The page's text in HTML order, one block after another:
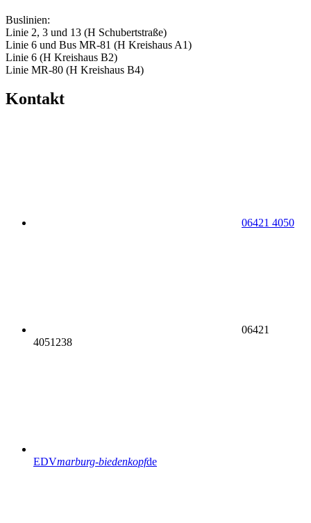
Buslinien:
Linie 2, 3 und 13 (H Schubertstraße)
Linie 6 und Bus MR-81 (H Kreishaus A1)
Linie 6 (H Kreishaus B2)
Linie MR-80 (H Kreishaus B4)
Kontakt
06421 4050
06421
4051238
EDVmarburg-biedenkopfde